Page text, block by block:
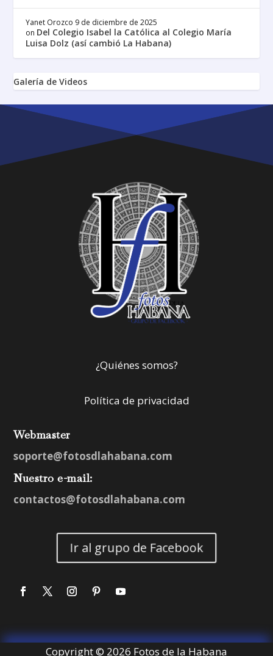
Yanet Orozco 9 de diciembre de 2025
on Del Colegio Isabel la Católica al Colegio María
Luisa Dolz (así cambió La Habana)
Galería de Videos
¿Quiénes somos?
Política de privacidad
Webmaster
soporte@fotosdlahabana.com
Nuestro e-mail:
contactos@fotosdlahabana.com
Ir al grupo de Facebook
Copyright © 2026 Fotos de la Habana